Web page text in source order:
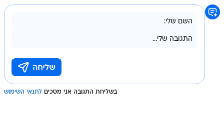
בשליחת התגובה אני מסכים לתנאי השימוש